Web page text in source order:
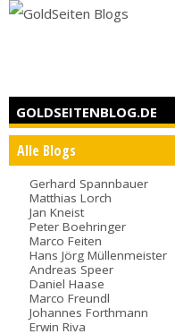
GOLDSEITENBLOG.DE
Alle Blogs
Gerhard Spannbauer
Matthias Lorch
Jan Kneist
Peter Boehringer
Marco Feiten
Hans Jörg Müllenmeister
Andreas Speer
Daniel Haase
Marco Freundl
Johannes Forthmann
Erwin Riva